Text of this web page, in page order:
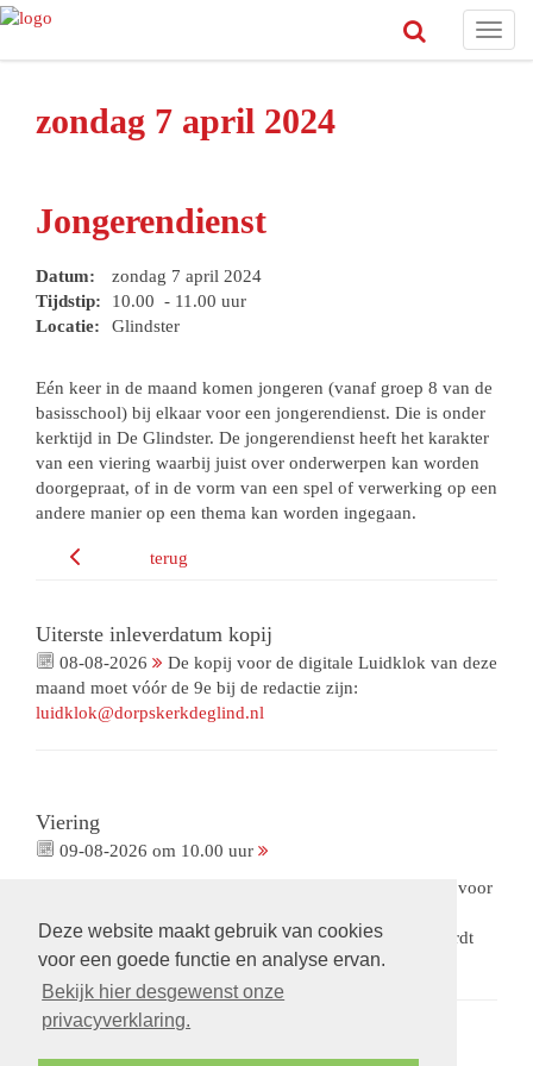
Deze website maakt gebruik van cookies
voor een goede functie en analyse ervan.
Bekijk hier desgewenst onze
privacyverklaring.
zondag 7 april 2024
Jongerendienst
Datum:
zondag 7 april 2024
Tijdstip:
10.00 - 11.00 uur
Locatie:
Glindster
Eén keer in de maand komen jongeren (vanaf groep 8 van de
basisschool) bij elkaar voor een jongerendienst. Die is onder
kerktijd in De Glindster. De jongerendienst heeft het karakter
van een viering waarbij juist over onderwerpen kan worden
doorgepraat, of in de vorm van een spel of verwerking op een
andere manier op een thema kan worden ingegaan.
terug
Uiterste inleverdatum kopij
08-08-2026
De kopij voor de digitale Luidklok van deze
maand moet vóór de 9e bij de redactie zijn:
luidklok@dorpskerkdeglind.nl
Viering
09-08-2026 om 10.00 uur
Viering met gemeenteleden als voorganger. Met collecte voor
beschikbaar via een besloten omgeving.Op verzoek
wordt
een link gestuurd.